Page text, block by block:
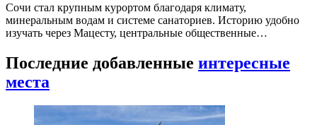
Сочи стал крупным курортом благодаря климату,
минеральным водам и системе санаториев. Историю удобно
изучать через Мацесту, центральные общественные…
Последние добавленные интересные
места